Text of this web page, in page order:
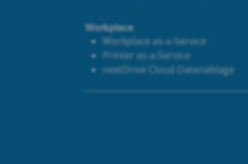
Workplace
Workplace as-a-Service
Printer as-a-Service
nextDrive Cloud Datenablage